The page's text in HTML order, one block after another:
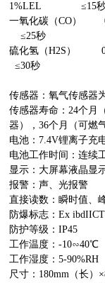
1%LEL ≤15
一氧化碳（CO
≤25秒
硫化氢（H2S
≤30秒
传感器：氧气传感器
传感器寿命：24个月
器），36个月（可燃
电池：7.4V锂离子充
电池工作时间：连续
显示：大屏幕液晶显
报警：声、光报警
直接读数：瞬时值、
防爆标志：Ex
防护等级：IP45
工作温度：-10∽40℃
工作湿度：5-90%RH
尺寸：180mm（长）